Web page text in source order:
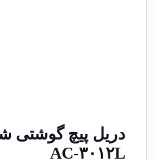
دریل پیچ گوشتی
AC-۳۰۱۲L